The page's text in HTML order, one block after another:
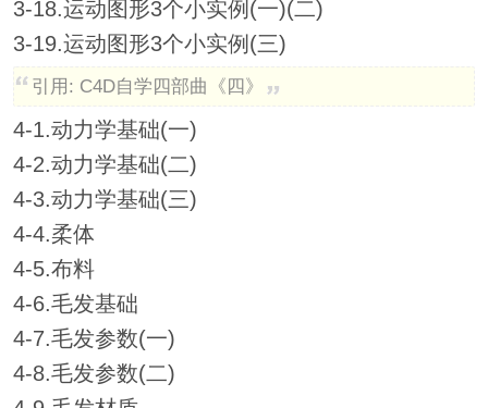
3-18.运动图形3个小实例(一)(二)
3-19.运动图形3个小实例(三)
引用: C4D自学四部曲《四》
4-1.动力学基础(一)
4-2.动力学基础(二)
4-3.动力学基础(三)
4-4.柔体
4-5.布料
4-6.毛发基础
4-7.毛发参数(一)
4-8.毛发参数(二)